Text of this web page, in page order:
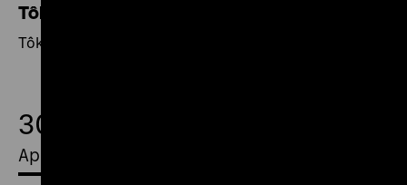
Tôkyô saiban/ Tokio-Tribunal
Tôkyô saiban/ Tokio-Tribunal
30.
April 2016